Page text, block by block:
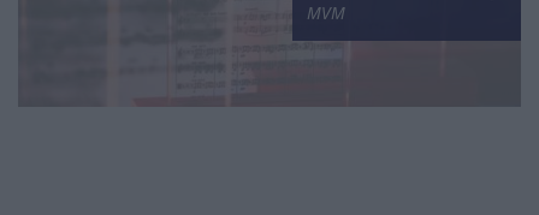
MVM